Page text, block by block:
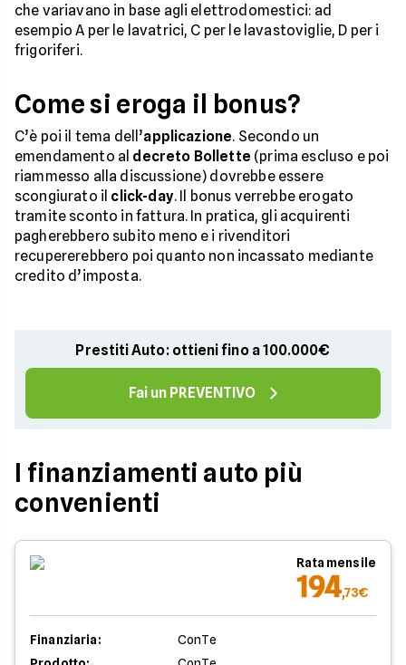
che variavano in base agli elettrodomestici: ad
esempio A per le lavatrici, C per le lavastoviglie, D per i
frigoriferi.
Come si eroga il bonus?
C’è poi il tema dell’applicazione. Secondo un
emendamento al decreto Bollette (prima escluso e poi
riammesso alla discussione) dovrebbe essere
scongiurato il click-day. Il bonus verrebbe erogato
tramite sconto in fattura. In pratica, gli acquirenti
pagherebbero subito meno e i rivenditori
recupererebbero poi quanto non incassato mediante
credito d’imposta.
Prestiti Auto: ottieni fino a 100.000€
Fai un PREVENTIVO
I finanziamenti auto più
convenienti
Rata mensile
194,73€
Finanziaria:
ConTe